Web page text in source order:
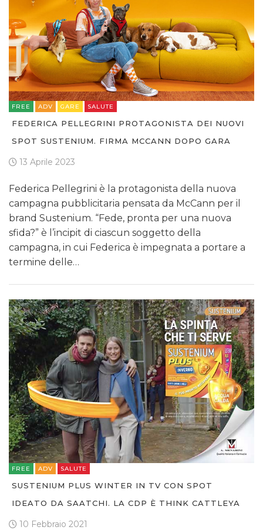
FREE ADV GARE SALUTE
FEDERICA PELLEGRINI PROTAGONISTA DEI NUOVI
SPOT SUSTENIUM. FIRMA MCCANN DOPO GARA
13 Aprile 2023
Federica Pellegrini è la protagonista della nuova
campagna pubblicitaria pensata da McCann per il
brand Sustenium. “Fede, pronta per una nuova
sfida?” è l’incipit di ciascun soggetto della
campagna, in cui Federica è impegnata a portare a
termine delle…
FREE ADV SALUTE
SUSTENIUM PLUS WINTER IN TV CON SPOT
IDEATO DA SAATCHI. LA CDP È THINK CATTLEYA
10 Febbraio 2021